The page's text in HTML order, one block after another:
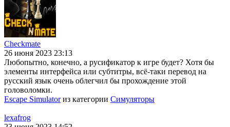
Checkmate
26 июня 2023 23:13
Любопытно, конечно, а русификатор к игре будет? Хотя бы
элементы интерфейса или субтитры, всё-таки перевод на
русский язык очень облегчил бы прохождение этой
головоломки.
Escape Simulatorиз категории Симуляторы
lexafrog